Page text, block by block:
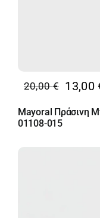
20,00€
Original
price
was:
13,00
Η
τρέχουσα
τιμή
Mayoral Πράσινη
01108-015